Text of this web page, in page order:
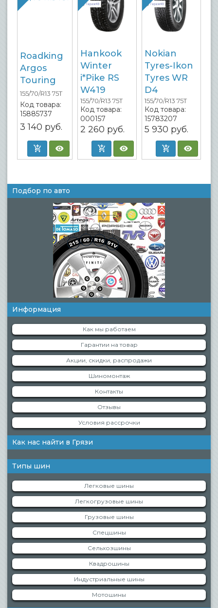
Roadking
Argos
Touring
155/70/R13 75T
Код товара:
15885737
3 140 руб.
Hankook
Winter
i*Pike RS
W419
155/70/R13 75T
Код товара:
000157
2 260 руб.
Nokian
Tyres-Ikon
Tyres WR
D4
155/70/R13 75T
Код товара:
15783207
5 930 руб.
Подбор по авто
Информация
Как мы работаем
Гарантии на товар
Акции, скидки, распродажи
Шиномонтаж
Контакты
Отзывы
Условия рассрочки
Как нас найти в Грязи
Типы шин
Легковые шины
Легкогрузовые шины
Грузовые шины
Спецшины
Сельхозшины
Квадрошины
Индустриальные шины
Мотошины